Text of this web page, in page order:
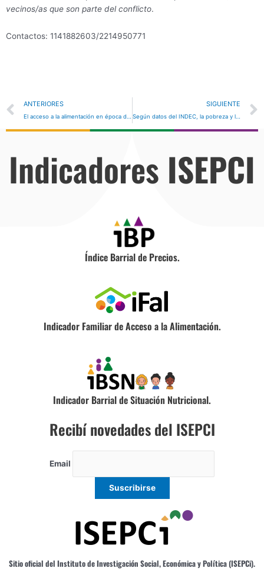
vecinos/as que son parte del conflicto.
Contactos: 1141882603/2214950771
Prev
ANTERIORES SIGUIENTE
Según datos del INDEC, la pobreza y la indigencia avanzan de manera implacable
Indicadores ISEPCI
Índice Barrial de Precios.
Indicador Familiar de Acceso a la Alimentación.
Indicador Barrial de Situación Nutricional.
Recibí novedades del ISEPCI
Email
Sitio oficial del Instituto de Investigación Social, Económica y Política (ISEPCi).